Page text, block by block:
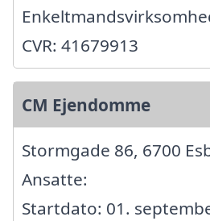
CVR: 41679913
CM Ejendomme
Stormgade 86, 6700
Ansatte:
Startdato: 01.